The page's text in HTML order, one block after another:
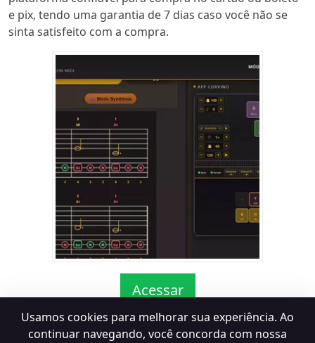
e pix, tendo uma garantia de 7 dias caso você não se
sinta satisfeito com a compra.
Usamos cookies para melhorar sua experiência. Ao
continuar navegando, você concorda com nossa
Acessar